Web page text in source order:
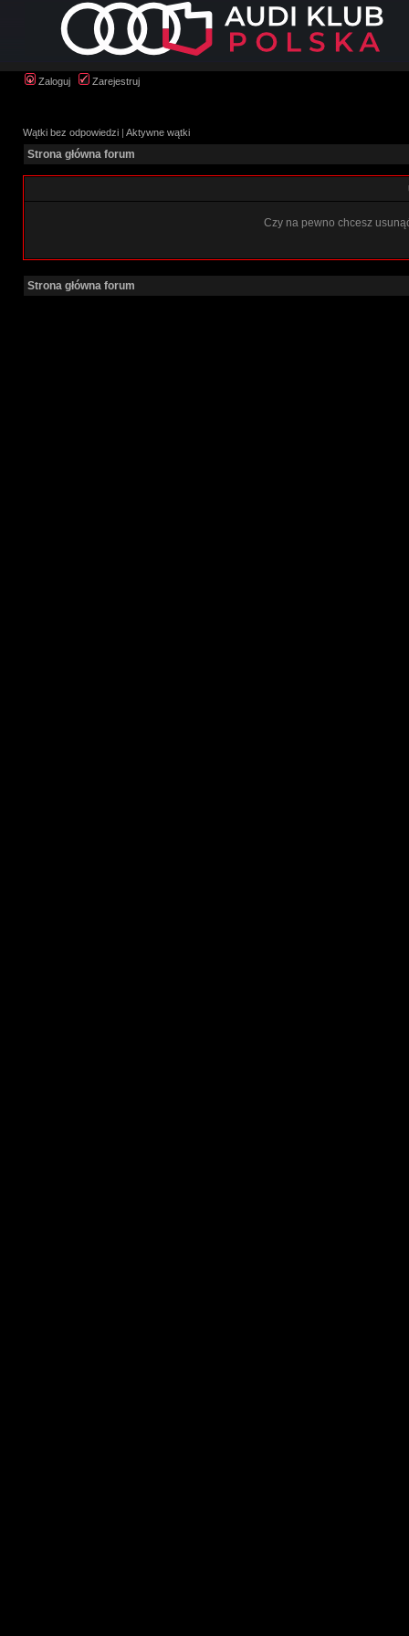
Zaloguj Zarejestruj
Wątki bez odpowiedzi | Aktywne wątki
Strona główna forum
Czy na pewno chcesz
Strona główna forum